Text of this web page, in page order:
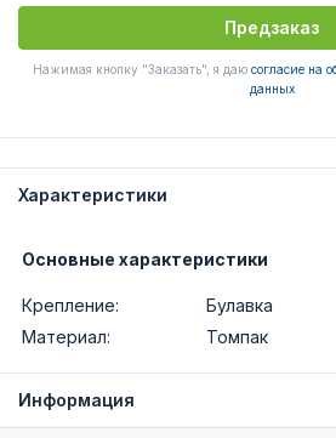
Предзаказ
Нажимая кнопку "Заказать", я даю согласие на
данных
Характеристики
Основные характеристики
Крепление:
Булавка
Материал:
Томпак
Информация